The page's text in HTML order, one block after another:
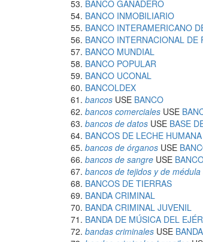
BANCO GANADERO
BANCO INMOBILIARIO
BANCO INTERAMERICANO
BANCO INTERNACIONAL
BANCO MUNDIAL
BANCO POPULAR
BANCO UCONAL
BANCOLDEX
bancos USE BANCO
bancos comerciales USE
bancos de datos USE BASE
BANCOS DE LECHE HUMANA
bancos de órganos USE
bancos de sangre USE
bancos de tejidos y de médula
BANCOS DE TIERRAS
BANDA CRIMINAL
BANDA CRIMINAL JUVENIL
BANDA DE MÚSICA DEL
bandas criminales USE